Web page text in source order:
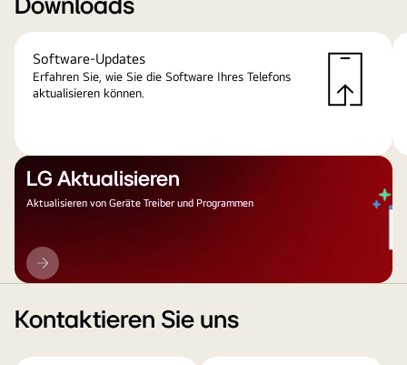
Downloads
Software-Updates
Erfahren Sie, wie Sie die Software Ihres Telefons
aktualisieren können.
LG Aktualisieren
Aktualisieren von Geräte Treiber und Programmen
LG
Aktualisieren
Kontaktieren Sie uns